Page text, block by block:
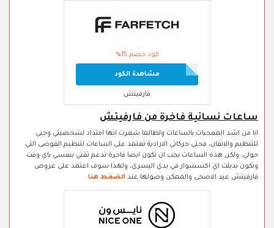
كود خصم 15%
مشاهدة الكود
فارفيتش
ساعات نسائية فاخرة من فارفيتش
انا من اشد المعجبات بالساعات ولطالما شعرت انها امتداد لشخصيتي وحبي
للتنظيم والاتقان، فحتى حركاتي الارادية تعتمد على الساعات لتنظيم الفوضى التي
حولي، ولكن هذه الساعات يجب ان تكون ايضا فاخرة تدعم ثقتي بنفسي باي وقت
وتكون بديلت اي اكسسوار في يدي اليسرى، ولهذا سوف اعتمد على عروض
فارفيتش عيد الاضحى والممكن وصولها عند الضغط هنا.